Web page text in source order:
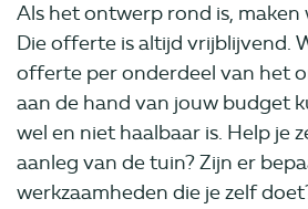
Als het ontwerp rond is,
Die offerte is altijd vrijblijvend.
offerte per onderdeel van het
aan de hand van jouw budget
wel en niet haalbaar is. Help je
aanleg van de tuin? Zijn er
werkzaamheden die je zelf